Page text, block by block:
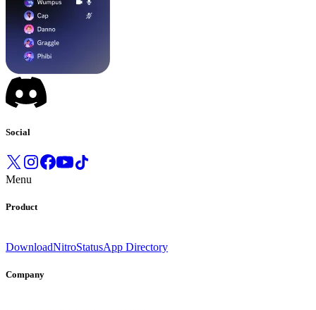
Social
Menu
Product
DownloadNitroStatusApp Directory
Company